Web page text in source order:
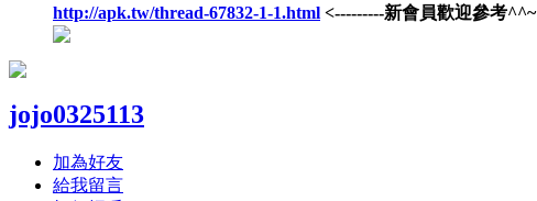
http://apk.tw/thread-67832-1-1.html <---------新會員歡迎參考^^~
jojo0325113
加為好友
給我留言